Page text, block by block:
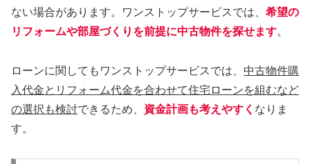
ない場合があります。ワンストップサービスでは、 希望の
リフォームや部屋づくりを前提に中古物件を探せます。
ローンに関してもワンストップサービスでは、 中古物件購
入代金とリフォーム代金を合わせて住宅ローンを組むなど
の選択も検討できるため、 資金計画も考えやすく なりま
す。